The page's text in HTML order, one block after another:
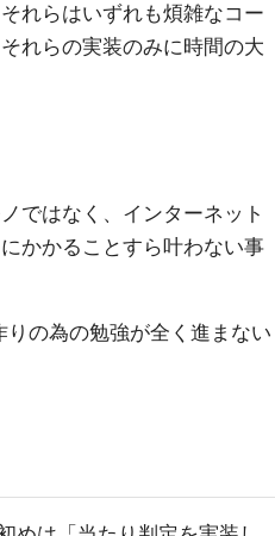
れらはいずれも煩雑なコー
れらの実装のみに時間の大
ではなく、インターネット
かかることすら叶わない事
の為の勉強が全く進まない